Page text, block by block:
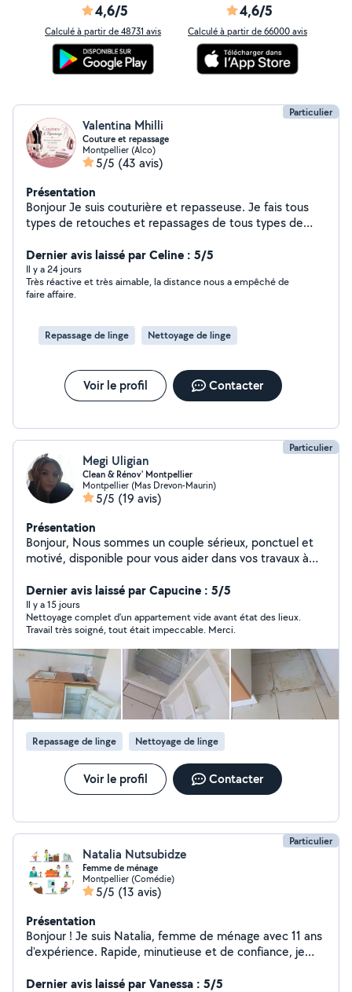
4,6/5
Calculé à partir de 48731 avis
4,6/5
Calculé à partir de 66000 avis
Particulier
Valentina Mhilli
Couture et repassage
Montpellier (Alco)
5/5 (43 avis)
Présentation
Bonjour Je suis couturière et repasseuse. Je fais tous
types de retouches et repassages de tous types de
domicile avec une expérience de 10 ans. Cordialement
Dernier avis laissé par Celine : 5/5
Il y a 24 jours
Très réactive et très aimable, la distance nous a empêché de
faire affaire.
Repassage de linge Nettoyage de linge
Voir le profil Contacter
Particulier
Megi Uligian
Clean & Rénov' Montpellier
Montpellier (Mas Drevon-Maurin)
5/5 (19 avis)
Présentation
Bonjour, Nous sommes un couple sérieux, ponctuel et
motivé, disponible pour vous aider dans vos travaux à
maisons et d'appartements Rangement Mon mari :
Jardinage et tonte de pelouse Nettoyage de piscines
Montage et démontage de meubles Aide au
déménagement (chargement et déchargement) Petits
travaux de bricolage et réparations Réparation et
entretien de vélos et trottinettes Nettoyage extérieur
Nous travaillons avec soin, efficacité et dans le respect
de votre logement. N'hésitez pas à nous contacter,
nous serons heureux de vous aider. À bientôt !
Dernier avis laissé par Capucine : 5/5
Il y a 15 jours
Nettoyage complet d’un appartement vide avant état des lieux.
Travail très soigné, tout était impeccable. Merci.
Repassage de linge Nettoyage de linge
Voir le profil Contacter
Particulier
Natalia Nutsubidze
Femme de ménage
Montpellier (Comédie)
5/5 (13 avis)
Présentation
Bonjour ! Je suis Natalia, femme de ménage avec 11 ans
d'expérience. Rapide, minutieuse et de confiance, je
documents en règle Contrat CESU accepté Ménage &
Dernier avis laissé par Vanessa : 5/5